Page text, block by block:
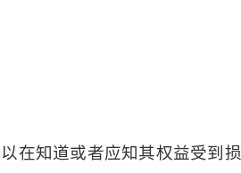
在知道或者应知其权益受到损